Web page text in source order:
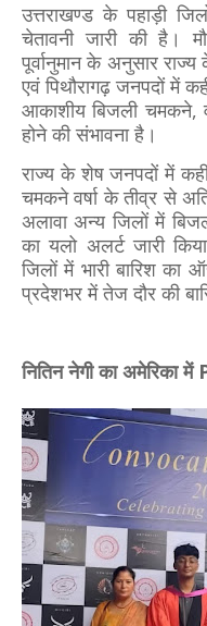
उत्तराखण्ड के पहाड़ी
चेतावनी जारी की है।
पूर्वानुमान के अनुसार राज्य
एवं पिथौरागढ़ जनपदों में
आकाशीय बिजली चमकने,
होने की संभावना है।
राज्य के शेष जनपदों में
चमकने वर्षा के तीव्र से
अलावा अन्य जिलों में
का यलो अलर्ट जारी
जिलों में भारी बारिश
प्रदेशभर में तेज दौर की
नितिन नेगी का अमेरिका